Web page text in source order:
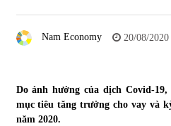
Top 10 mặt hàng
5/2022
Tự doanh ngày
Nam Economy 20/08/2020
Do ảnh hưởng của dịch Covid-
mục tiêu tăng trưởng cho vay và
năm 2020.